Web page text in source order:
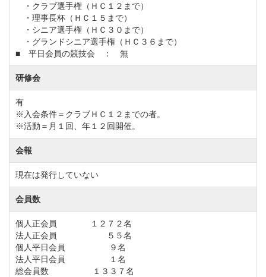
ョアカントリークラブ」 「玉造ゴルフ倶楽部」
◆交通機関
・自動車でお越しの場合
常磐自動車道「千代田石岡IC」より21km。
常磐自動車道「土浦北IC」より29km。
東関東自動車道「潮来IC」より29km。
・電車をご利用の場合
JR常磐線「高浜駅」下車、クラブバスまたはタクシー
にて30分。
※クラブバスは予約制での運行となります。
・クラブ選手権（ＨＣ１２まで）
・理事長杯（ＨＣ１５まで）
・シニア選手権（ＨＣ３０まで）
・グランドシニア選手権（ＨＣ３６まで）
■ 平日会員の競技会 ： 無
研修会
有
※入会条件＝クラブＨＣ１２までの者。
※活動＝月１回、年１２回開催。
会報
現在は発行していない
会員数
個人正会員 １２７２名
法人正会員 ５５名
個人平日会員 ９名
法人平日会員 １名
総会員数 １３３７名